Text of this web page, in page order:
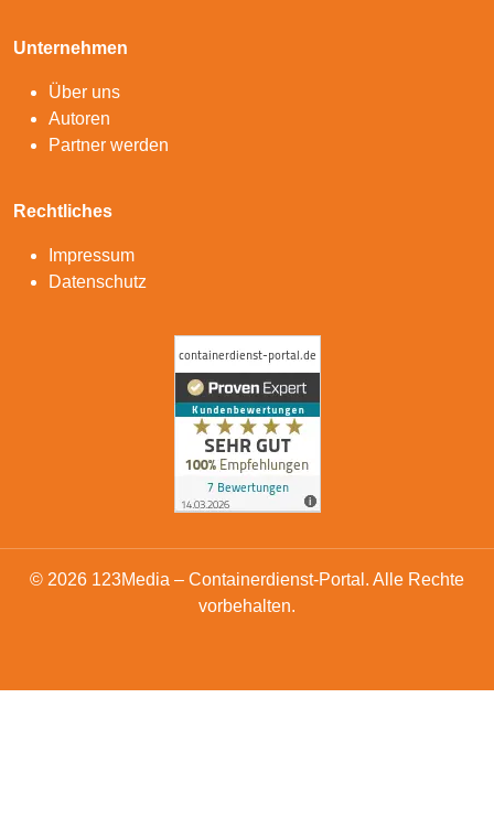
Unternehmen
Über uns
Autoren
Partner werden
Rechtliches
Impressum
Datenschutz
© 2026 123Media – Containerdienst-Portal. Alle Rechte
vorbehalten.